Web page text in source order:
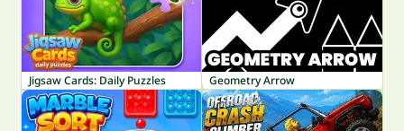
Jigsaw Cards: Daily Puzzles Geometry Arrow